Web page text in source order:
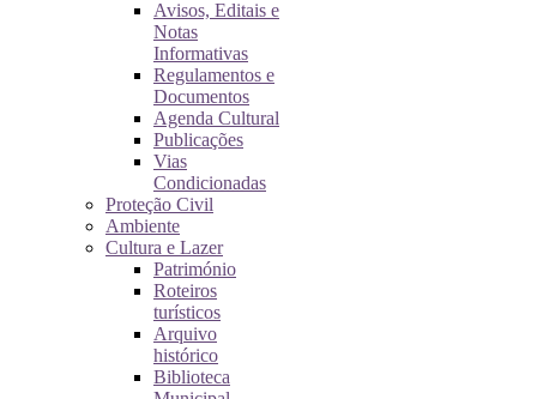
Avisos, Editais e
Notas
Informativas
Regulamentos e
Documentos
Agenda Cultural
Publicações
Vias
Condicionadas
Proteção Civil
Ambiente
Cultura e Lazer
Património
Roteiros
turísticos
Arquivo
histórico
Biblioteca